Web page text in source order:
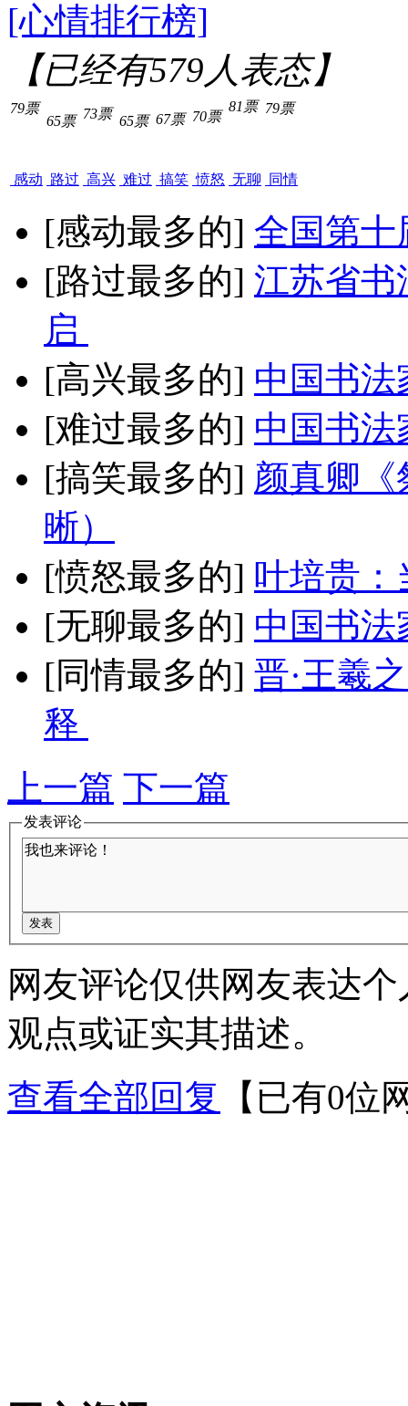
[心情排行榜]
【已经有579人表态】
79票
感动
65票
路过
73票
高兴
65票
难过
67票
搞笑
70票
愤怒
81票
无聊
79票
同情
[感动最多的] 全国第十
[路过最多的] 江苏省书
启
[高兴最多的] 中国书法
[难过最多的] 中国书法
[搞笑最多的] 颜真卿《
晰）
[愤怒最多的] 叶培贵：
[无聊最多的] 中国书法
[同情最多的] 晋·王羲
释
上一篇 下一篇
发表评论
网友评论仅供网友表达
观点或证实其描述。
查看全部回复
【已有0位